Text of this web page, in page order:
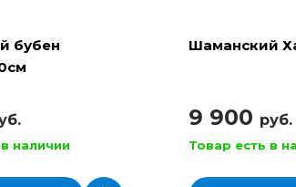
бубен
наличии
Шаманский
9 900 руб.
Товар есть в